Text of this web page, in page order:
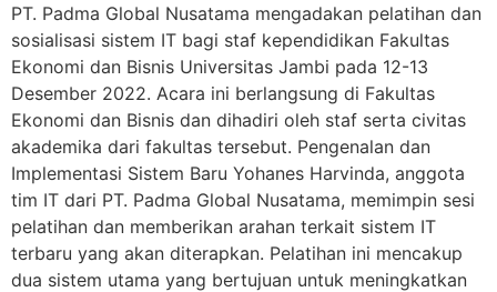
PT. Padma Global Nusatama mengadakan pelatihan dan
sosialisasi sistem IT bagi staf kependidikan Fakultas
Ekonomi dan Bisnis Universitas Jambi pada 12-13
Desember 2022. Acara ini berlangsung di Fakultas
Ekonomi dan Bisnis dan dihadiri oleh staf serta civitas
akademika dari fakultas tersebut. Pengenalan dan
Implementasi Sistem Baru Yohanes Harvinda, anggota
tim IT dari PT. Padma Global Nusatama, memimpin sesi
pelatihan dan memberikan arahan terkait sistem IT
terbaru yang akan diterapkan. Pelatihan ini mencakup
dua sistem utama yang bertujuan untuk meningkatkan